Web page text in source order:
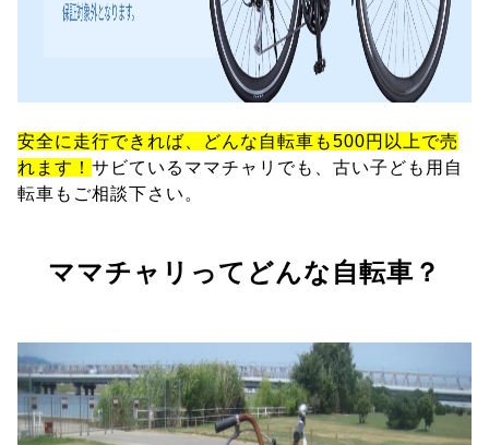
安全に走行できれば、どんな自転車も500円以上で売
れます！ サビているママチャリでも、古い子ども用自
転車もご相談下さい。
ママチャリってどんな自転車？